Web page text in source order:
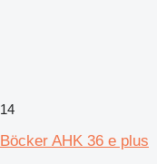
14
Böcker AHK 36 e plus